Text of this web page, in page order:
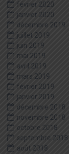
février 2020
janvier 2020
décembre 2019
juillet 2019
juin 2019
mai 2019
avril 2019
mars 2019
février 2019
janvier 2019
décembre 2018
novembre 2018
octobre 2018
septembre 2018
août 2018